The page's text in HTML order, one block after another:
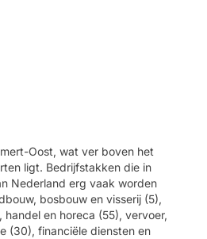
Oost, wat ver boven het
ligt. Bedrijfstakken die in
Nederland erg vaak worden
bosbouw en visserij (5),
handel en horeca (55), vervoer,
(30), financiële diensten en